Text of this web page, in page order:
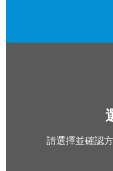
請選擇並確認